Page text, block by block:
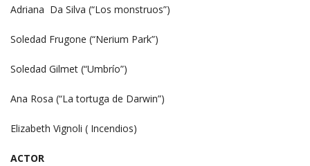
Adriana Da Silva (“Los monstruos”)
Soledad Frugone (“Nerium Park”)
Soledad Gilmet (“Umbrío”)
Ana Rosa (“La tortuga de Darwin”)
Elizabeth Vignoli ( Incendios)
ACTOR